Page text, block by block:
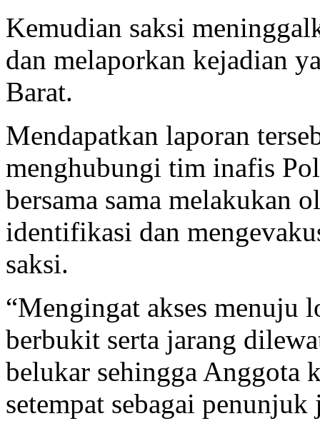
Kemudian saksi
dan melaporkan kejadian
Barat.
Mendapatkan laporan
menghubungi tim inafis
bersama sama melakukan
identifikasi dan
saksi.
“Mengingat akses menuju
berbukit serta jarang
belukar sehingga Anggota
setempat sebagai